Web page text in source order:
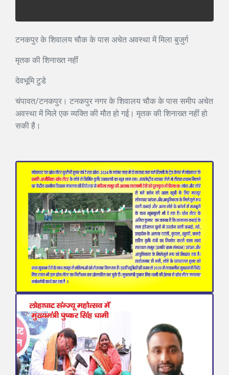
टनकपुर के शिवालय चौक के पास अचेत अवस्था में मिला बुजुर्ग
मृतक की शिनाख्त नहीं
देवभूमि टुडे
चंपावत/टनकपुर। टनकपुर नगर के शिवालय चौक के पास समीप अचेत
अवस्था में मिले एक व्यक्ति की मौत हो गई। मृतक की शिनाख्त नहीं हो
सकी है।